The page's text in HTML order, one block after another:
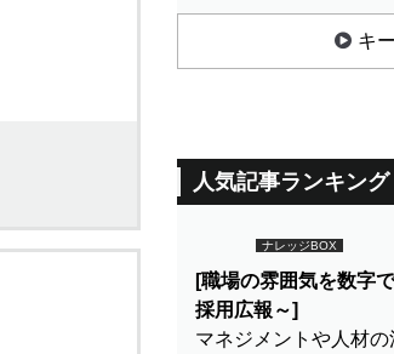
キ
人気記事ランキング
ナレッジBOX
[職場の雰囲気を数字
採用広報～]
マネジメントや人材